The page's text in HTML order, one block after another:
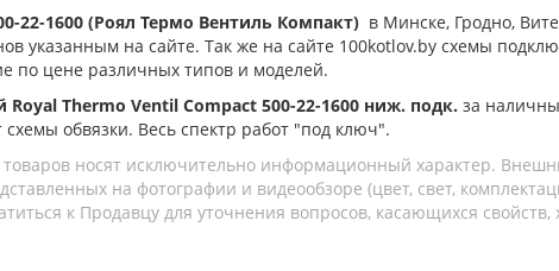
22-1600 (Роял Термо Вентиль Компакт) в Минске, Гродно,
указанным на сайте. Так же на сайте 100kotlov.by схемы
по цене различных типов и моделей.
Thermo Ventil Compact 500-22-1600 ниж. подк. за
схемы обвязки. Весь спектр работ "под ключ".
носят исключительно информационный характер.
на фотографии и видеообзоре (цвет, свет,
к Продавцу для уточнения вопросов, касающихся свойств,